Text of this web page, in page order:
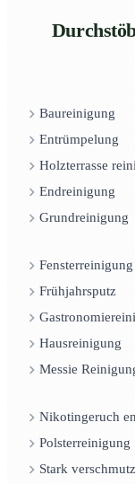
Baureinigung
Entrümpelung
Holzterrasse
Endreinigung
Grundreinigung
Fensterreinigung
Frühjahrsputz
Hausreinigung
Messie
Nikotingeruch
Polsterreinigung
Stark